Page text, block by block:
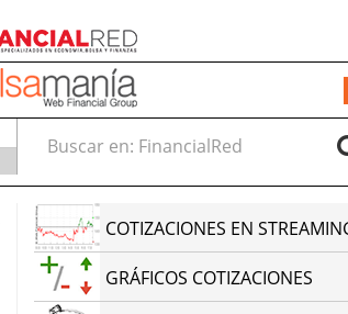
Buscar en:
COTIZACIONES EN
GRÁFICOS COTIZACIONES